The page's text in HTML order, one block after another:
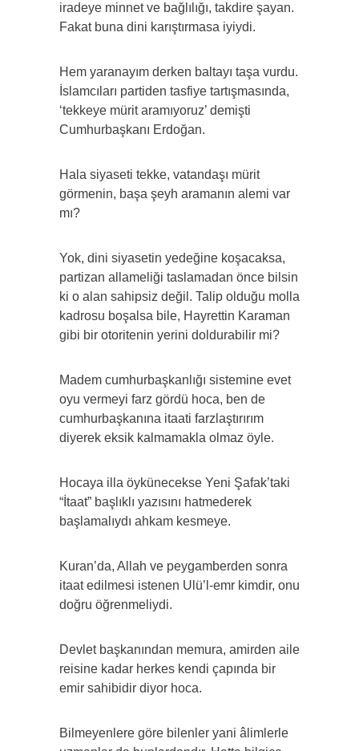
iradeye minnet ve bağlılığı, takdire şayan.
Fakat buna dini karıştırmasa iyiydi.
Hem yaranayım derken baltayı taşa vurdu.
İslamcıları partiden tasfiye tartışmasında,
‘tekkeye mürit aramıyoruz’ demişti
Cumhurbaşkanı Erdoğan.
Hala siyaseti tekke, vatandaşı mürit
görmenin, başa şeyh aramanın alemi var
mı?
Yok, dini siyasetin yedeğine koşacaksa,
partizan allameliği taslamadan önce bilsin
ki o alan sahipsiz değil. Talip olduğu molla
kadrosu boşalsa bile, Hayrettin Karaman
gibi bir otoritenin yerini doldurabilir mi?
Madem cumhurbaşkanlığı sistemine evet
oyu vermeyi farz gördü hoca, ben de
cumhurbaşkanına itaati farzlaştırırım
diyerek eksik kalmamakla olmaz öyle.
Hocaya illa öykünecekse Yeni Şafak’taki
“İtaat” başlıklı yazısını hatmederek
başlamalıydı ahkam kesmeye.
Kuran’da, Allah ve peygamberden sonra
itaat edilmesi istenen Ulü’l-emr kimdir, onu
doğru öğrenmeliydi.
Devlet başkanından memura, amirden aile
reisine kadar herkes kendi çapında bir
emir sahibidir diyor hoca.
Bilmeyenlere göre bilenler yani âlimlerle